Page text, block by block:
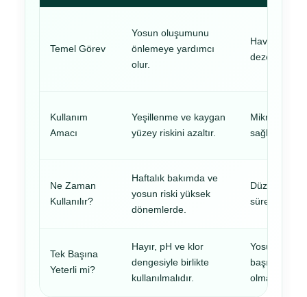
Temel Görev
Yosun oluşumunu
önlemeye yardımcı
olur.
Havuz
Kullanım
Amacı
Yeşillenme ve kaygan
yüzey riskini azaltır.
sağlar.
Ne Zaman
Kullanılır?
Haftalık bakımda ve
yosun riski yüksek
dönemlerde.
Düzenli
sürekli takip
Tek Başına
Yeterli mi?
Hayır, pH ve klor
dengesiyle birlikte
kullanılmalıdır.
Yosun riskini
başına her
olmayabilir.